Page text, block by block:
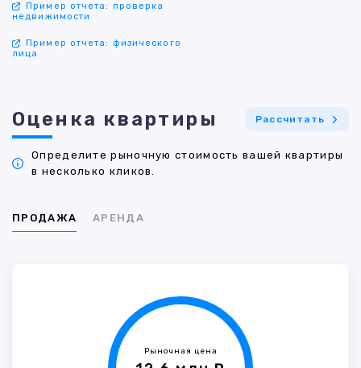
Пример отчета: проверка
недвижимости
Пример отчета: физического
лица
Оценка квартиры Рассчитать
Определите рыночную стоимость вашей квартиры
в несколько кликов.
ПРОДАЖА АРЕНДА
Рыночная цена